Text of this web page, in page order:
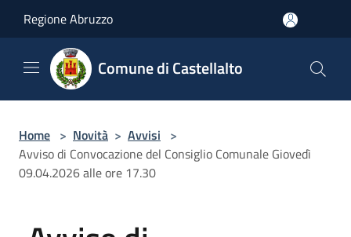
Regione Abruzzo
Comune di Castellalto
Home > Novità > Avvisi >
Avviso di Convocazione del Consiglio Comunale Giovedì
09.04.2026 alle ore 17.30